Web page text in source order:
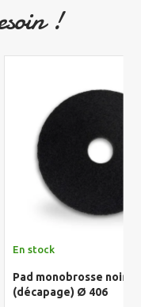
!
En stock
Pad monobrosse noir
(décapage) Ø 406